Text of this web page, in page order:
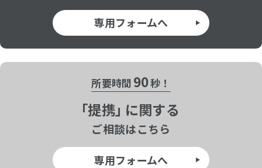
専用フォームへ
所要時間 90秒！
「提携」に関する
ご相談はこちら
専用フォームへ